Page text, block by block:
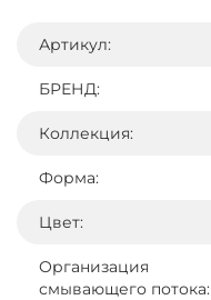
Артикул:
БРЕНД:
Коллекция:
Форма:
Цвет:
Организация
смывающего потока: